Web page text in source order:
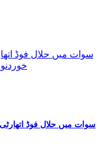
سوات میں حلال فوڈ